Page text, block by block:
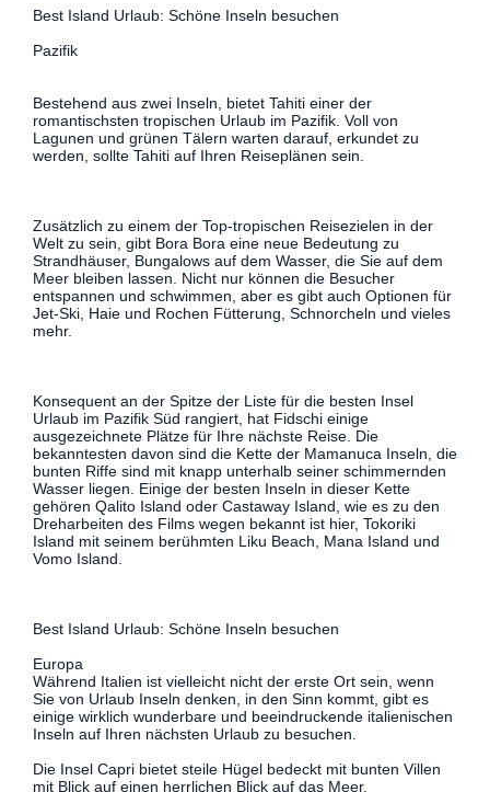
Best Island Urlaub: Schöne Inseln besuchen
Pazifik
Bestehend aus zwei Inseln, bietet Tahiti einer der
romantischsten tropischen Urlaub im Pazifik. Voll von
Lagunen und grünen Tälern warten darauf, erkundet zu
werden, sollte Tahiti auf Ihren Reiseplänen sein.
Zusätzlich zu einem der Top-tropischen Reisezielen in der
Welt zu sein, gibt Bora Bora eine neue Bedeutung zu
Strandhäuser, Bungalows auf dem Wasser, die Sie auf dem
Meer bleiben lassen. Nicht nur können die Besucher
entspannen und schwimmen, aber es gibt auch Optionen für
Jet-Ski, Haie und Rochen Fütterung, Schnorcheln und vieles
mehr.
Konsequent an der Spitze der Liste für die besten Insel
Urlaub im Pazifik Süd rangiert, hat Fidschi einige
ausgezeichnete Plätze für Ihre nächste Reise. Die
bekanntesten davon sind die Kette der Mamanuca Inseln, die
bunten Riffe sind mit knapp unterhalb seiner schimmernden
Wasser liegen. Einige der besten Inseln in dieser Kette
gehören Qalito Island oder Castaway Island, wie es zu den
Dreharbeiten des Films wegen bekannt ist hier, Tokoriki
Island mit seinem berühmten Liku Beach, Mana Island und
Vomo Island.
Best Island Urlaub: Schöne Inseln besuchen
Europa
Während Italien ist vielleicht nicht der erste Ort sein, wenn
Sie von Urlaub Inseln denken, in den Sinn kommt, gibt es
einige wirklich wunderbare und beeindruckende italienischen
Inseln auf Ihren nächsten Urlaub zu besuchen.
Die Insel Capri bietet steile Hügel bedeckt mit bunten Villen
mit Blick auf einen herrlichen Blick auf das Meer.